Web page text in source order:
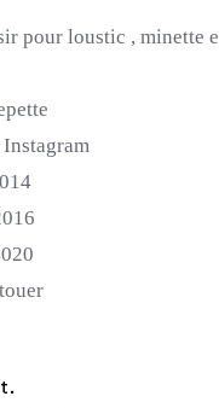
pour loustic , minette